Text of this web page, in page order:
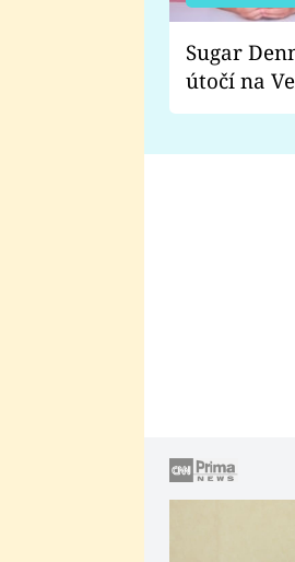
Sugar
útočí na
Proč je